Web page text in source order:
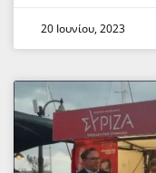
20 Ιουνίου, 2023